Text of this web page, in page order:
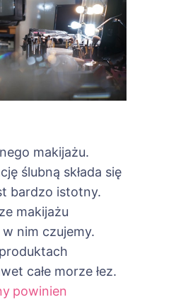
makijażu.
ślubną składa się
bardzo istotny.
makijażu
nim czujemy.
całe morze łez.
powinien